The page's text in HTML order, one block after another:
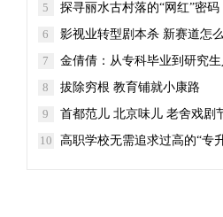
5
探寻丽水古村落的“网红”密码
6
影视业转型剧本杀 新赛道怎
7
8
拔除穷根 教育铺就小康路
9
首都范儿 北京味儿 老舍戏剧
10
高职学校无需追求过高的“专